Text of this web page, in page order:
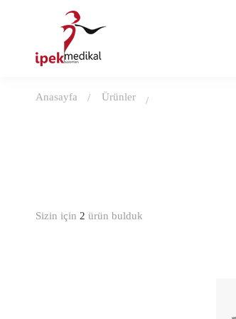
Anasayfa Ürünler
Sizin için 2 ürün bulduk